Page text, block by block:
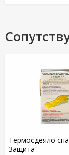
Термоодеяло
Защита